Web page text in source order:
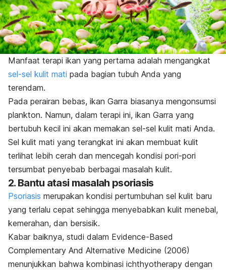
Manfaat terapi ikan yang pertama adalah mengangkat
sel-sel kulit mati pada bagian tubuh Anda yang
terendam.
Pada perairan bebas, ikan Garra biasanya mengonsumsi
plankton. Namun, dalam terapi ini, ikan Garra yang
bertubuh kecil ini akan memakan sel-sel kulit mati Anda.
Sel kulit mati yang terangkat ini akan membuat kulit
terlihat lebih cerah dan mencegah kondisi pori-pori
tersumbat penyebab berbagai masalah kulit.
2. Bantu atasi masalah psoriasis
Psoriasis merupakan kondisi pertumbuhan sel kulit baru
yang terlalu cepat sehingga menyebabkan kulit menebal,
kemerahan, dan bersisik.
Kabar baiknya, studi dalam Evidence-Based
Complementary And Alternative Medicine (2006)
menunjukkan bahwa kombinasi ichthyotherapy dengan